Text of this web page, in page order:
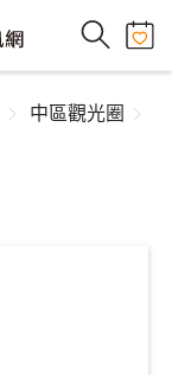
中區觀光圈